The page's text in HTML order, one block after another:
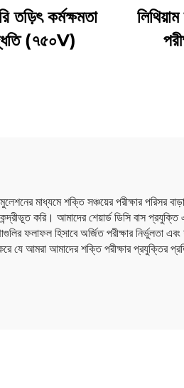
তড়িৎ কর্মক্ষমতা
(৭৫০V)
মাধ্যমে শক্তি সঞ্চয়ের পরীক্ষার
কেন্দ্রীভূত করি। আমাদের শেয়ার্ড ডিসি বাস
ফলাফল হিসাবে অর্জিত পরীক্ষার নির্ভুলতা
যে আমরা আমাদের শক্তি পরীক্ষার প্রযুক্তির